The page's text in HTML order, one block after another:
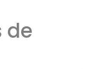
de